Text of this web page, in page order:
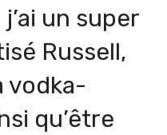
un super
Russell,
vodka-
qu’être